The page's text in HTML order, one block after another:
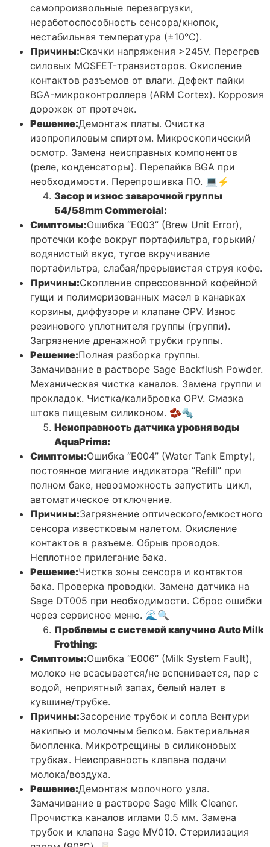
самопроизвольные перезагрузки,
неработоспособность сенсора/кнопок,
нестабильная температура (±10°C).
Причины:Скачки напряжения >245V. Перегрев
силовых MOSFET-транзисторов. Окисление
контактов разъемов от влаги. Дефект пайки
BGA-микроконтроллера (ARM Cortex). Коррозия
дорожек от протечек.
Решение:Демонтаж платы. Очистка
изопропиловым спиртом. Микроскопический
осмотр. Замена неисправных компонентов
(реле, конденсаторы). Перепайка BGA при
необходимости. Перепрошивка ПО. 💻⚡
Засор и износ заварочной группы
54/58mm Commercial:
Симптомы:Ошибка “E003” (Brew Unit Error),
протечки кофе вокруг портафильтра, горький/
водянистый вкус, тугое вкручивание
портафильтра, слабая/прерывистая струя кофе.
Причины:Скопление спрессованной кофейной
гущи и полимеризованных масел в канавках
корзины, диффузоре и клапане OPV. Износ
резинового уплотнителя группы (группи).
Загрязнение дренажной трубки группы.
Решение:Полная разборка группы.
Замачивание в растворе Sage Backflush Powder.
Механическая чистка каналов. Замена группи и
прокладок. Чистка/калибровка OPV. Смазка
штока пищевым силиконом. 🫘🔩
Неисправность датчика уровня воды
AquaPrima:
Симптомы:Ошибка “E004” (Water Tank Empty),
постоянное мигание индикатора “Refill” при
полном баке, невозможность запустить цикл,
автоматическое отключение.
Причины:Загрязнение оптического/емкостного
сенсора известковым налетом. Окисление
контактов в разъеме. Обрыв проводов.
Неплотное прилегание бака.
Решение:Чистка зоны сенсора и контактов
бака. Проверка проводки. Замена датчика на
Sage DT005 при необходимости. Сброс ошибки
через сервисное меню. 🌊🔍
Проблемы с системой капучино Auto Milk
Frothing:
Симптомы:Ошибка “E006” (Milk System Fault),
молоко не всасывается/не вспенивается, пар с
водой, неприятный запах, белый налет в
кувшине/трубке.
Причины:Засорение трубок и сопла Вентури
накипью и молочным белком. Бактериальная
биопленка. Микротрещины в силиконовых
трубках. Неисправность клапана подачи
молока/воздуха.
Решение:Демонтаж молочного узла.
Замачивание в растворе Sage Milk Cleaner.
Прочистка каналов иглами 0.5 мм. Замена
трубок и клапана Sage MV010. Стерилизация